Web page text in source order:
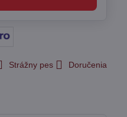
Strážny pes Doručenia